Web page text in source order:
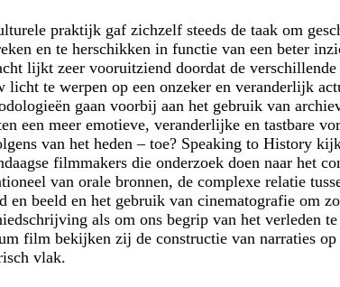
praktijk gaf zichzelf steeds de taak om
en te herschikken in functie van een beter
lijkt zeer vooruitziend doordat de
licht te werpen op een onzeker en veranderlijk
gaan voorbij aan het gebruik van
een meer emotieve, veranderlijke en tastbare
van het heden – toe? Speaking to History
filmmakers die onderzoek doen naar het
van orale bronnen, de complexe relatie
en beeld en het gebruik van cinematografie om
als om ons begrip van het verleden
film bekijken zij de constructie van narraties
vlak.